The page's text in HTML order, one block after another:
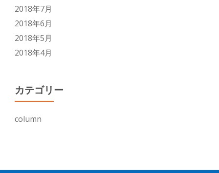
2018年7月
2018年6月
2018年5月
2018年4月
カテゴリー
column